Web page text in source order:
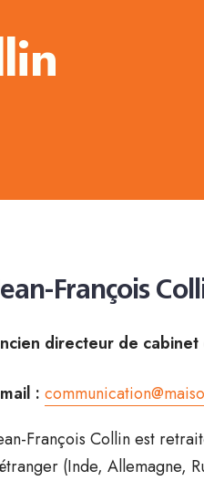
François
directeur de
:
François Collin est
(Inde, Allemagne,